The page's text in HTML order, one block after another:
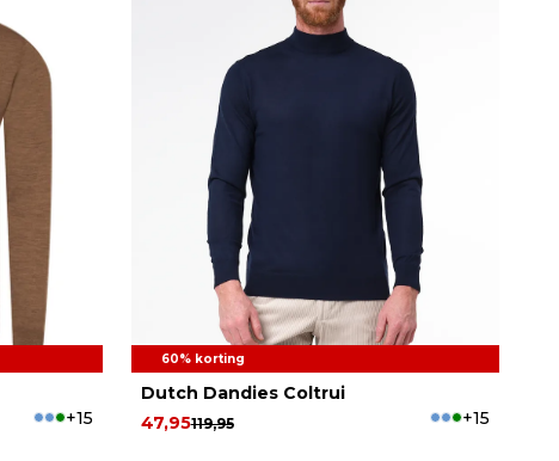
+15
60% korting
Dutch Dandies Coltrui
119,95
47,95 +15